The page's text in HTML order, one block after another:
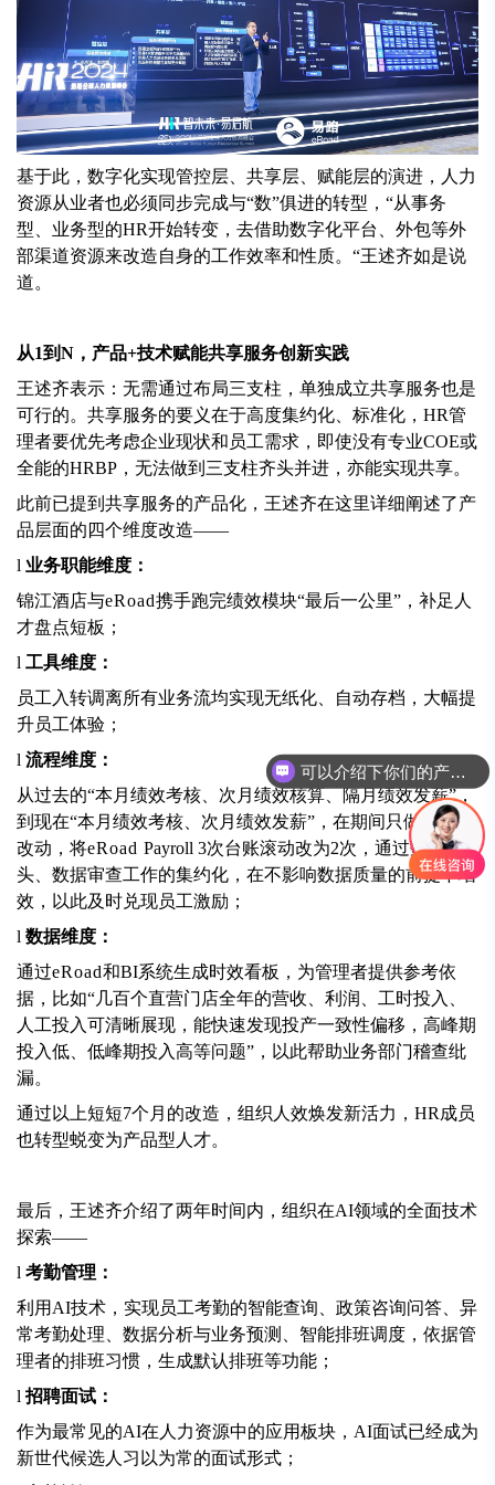
基于此，数字化实现管控层、共享层、赋能层的演进，人力
资源从业者也必须同步完成与“数”俱进的转型，“从事务
型、业务型的HR开始转变，去借助数字化平台、外包等外
部渠道资源来改造自身的工作效率和性质。“王述齐如是说
道。
从1到N，产品+技术赋能共享服务创新实践
王述齐表示：无需通过布局三支柱，单独成立共享服务也是
可行的。共享服务的要义在于高度集约化、标准化，HR管
理者要优先考虑企业现状和员工需求，即使没有专业COE或
全能的HRBP，无法做到三支柱齐头并进，亦能实现共享。
此前已提到共享服务的产品化，王述齐在这里详细阐述了产
品层面的四个维度改造——
l 业务职能维度：
锦江酒店与eRoad携手跑完绩效模块“最后一公里”，补足人
才盘点短板；
l 工具维度：
员工入转调离所有业务流均实现无纸化、自动存档，大幅提
升员工体验；
l 流程维度：
从过去的“本月绩效考核、次月绩效核算、隔月绩效发薪”，
到现在“本月绩效考核、次月绩效发薪”，在期间只做了一个
改动，将eRoad Payroll 3次台账滚动改为2次，通过数据源
头、数据审查工作的集约化，在不影响数据质量的前提下增
效，以此及时兑现员工激励；
l 数据维度：
通过eRoad和BI系统生成时效看板，为管理者提供参考依
据，比如“几百个直营门店全年的营收、利润、工时投入、
人工投入可清晰展现，能快速发现投产一致性偏移，高峰期
投入低、低峰期投入高等问题”，以此帮助业务部门稽查纰
漏。
通过以上短短7个月的改造，组织人效焕发新活力，HR成员
也转型蜕变为产品型人才。
最后，王述齐介绍了两年时间内，组织在AI领域的全面技术
探索——
l 考勤管理：
利用AI技术，实现员工考勤的智能查询、政策咨询问答、异
常考勤处理、数据分析与业务预测、智能排班调度，依据管
理者的排班习惯，生成默认排班等功能；
l 招聘面试：
作为最常见的AI在人力资源中的应用板块，AI面试已经成为
新世代候选人习以为常的面试形式；
可以介绍下你们的产品么